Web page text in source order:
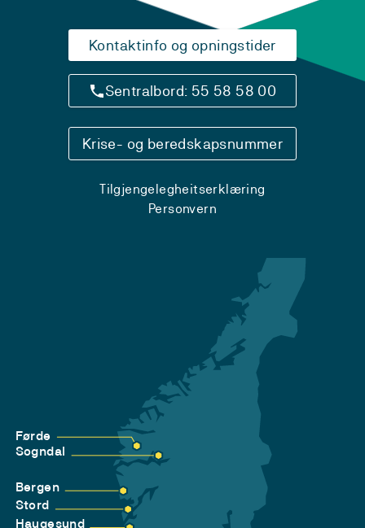
Kontaktinfo og opningstider
Sentralbord: 55 58 58 00
Krise- og beredskapsnummer
Tilgjengelegheitserklæring
Personvern
Førde
Sogndal
Bergen
Stord
Haugesund